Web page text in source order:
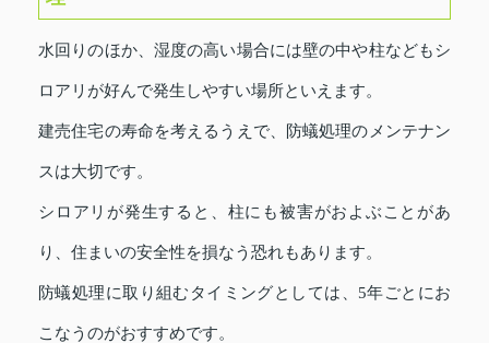
水回りのほか、湿度の高い場合には壁の中や柱などもシ
ロアリが好んで発生しやすい場所といえます。
建売住宅の寿命を考えるうえで、防蟻処理のメンテナン
スは大切です。
シロアリが発生すると、柱にも被害がおよぶことがあ
り、住まいの安全性を損なう恐れもあります。
防蟻処理に取り組むタイミングとしては、5年ごとにお
こなうのがおすすめです。